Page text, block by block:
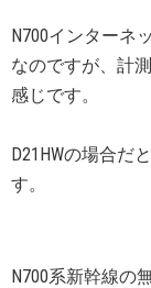
N700インターネ
なのですが、計
感じです。
D21HWの場合だ
す。
N700系新幹線の